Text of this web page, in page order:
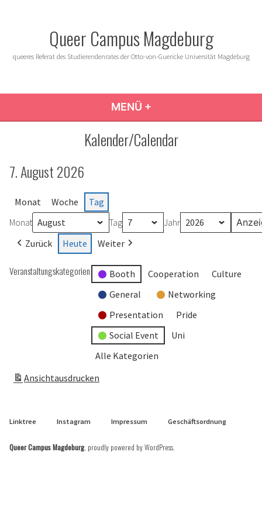
Queer Campus Magdeburg
queeres Referat des Studierendenrates der Otto-von-Guericke Universität Magdeburg
MENÜ +
Kalender/Calendar
7. August 2026
Monat Woche Tag
Monat Tag Jahr
Zurück Heute Weiter
Veranstaltungskategorien Booth Cooperation
Culture
General
Networking
Presentation
Pride
Social Event
Uni
Alle Kategorien
Ansichtausdrucken
Linktree Instagram Impressum Geschäftsordnung
Queer Campus Magdeburg, proudly powered by WordPress.